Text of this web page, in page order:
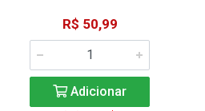
R$ 50,99
Adicionar